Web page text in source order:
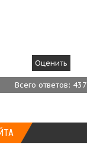
Всего ответов: 437